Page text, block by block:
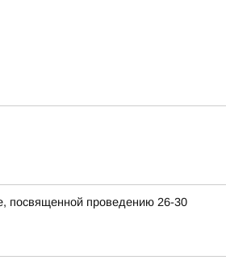
посвященной проведению 26-30